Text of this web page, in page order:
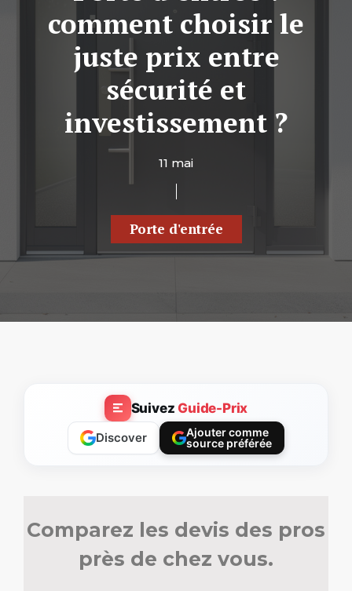
comment choisir le
juste prix entre
sécurité et
investissement ?
11 mai
Porte d'entrée
SuivezGuide-Prix
Discover
Ajouter comme
source préférée
Comparez les devis des pros
près de chez vous.